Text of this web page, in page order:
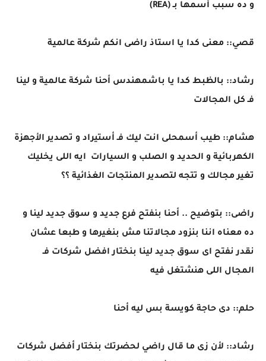
و ده سبب أسمها بـ (REA)
قصي:: معنى كدا يا استاذ راضى انكم شركة عالمية
رشاد:: بالظبط كدا يا باشمهندس أحنا شركة عالمية و لينا
فـ كل المجالات
هشام:: طيب أسمحلى انت ليك فـ أستيراد و تصدير الأجهزة
الكهربائية و الحديد و الصلب و السيارات ايه اللى يخليك
تغير مجالك و تتجه لتصدير المنتجات الغذائية ؟؟
راضى:: بتوضيح .. أحنا بنفتح فرع جديد و سوق جديد لينا و
ده معناه اننا بنزود مجالاتنا مش بنغيرها و طبعا عشان
نقدر نفتح اى سوق جديد لينا بنختار افضل شركات فـ
المجال اللى هنشتغل فيه
حلم:: دى حاجة كويسة بس ليه أحنا
رشاد:: لأن زى ما قال راضي لحضرتك بنختار أفضل شركات